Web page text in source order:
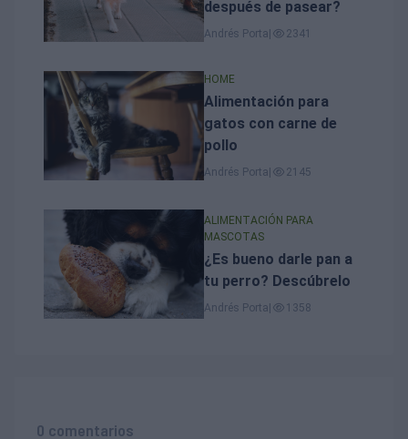
después de pasear?
Andrés Porta 2341
HOME
Alimentación para
gatos con carne de
pollo
Andrés Porta 2145
ALIMENTACIÓN PARA
MASCOTAS
¿Es bueno darle pan a
tu perro? Descúbrelo
Andrés Porta 1358
0 comentarios